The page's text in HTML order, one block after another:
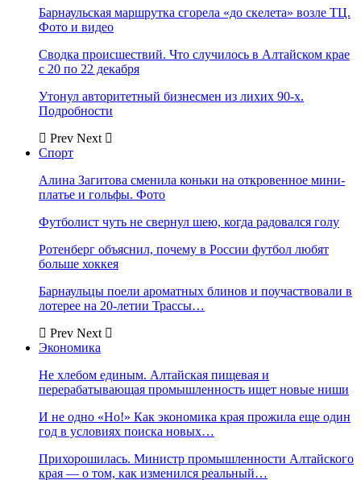
Барнаульская маршрутка сгорела «до скелета» возле ТЦ.
Фото и видео
Сводка происшествий. Что случилось в Алтайском крае
с 20 по 22 декабря
Утонул авторитетный бизнесмен из лихих 90-х.
Подробности
Prev Next
Спорт
Алина Загитова сменила коньки на откровенное мини-
платье и гольфы. Фото
Футболист чуть не свернул шею, когда радовался голу
Ротенберг объяснил, почему в России футбол любят
больше хоккея
Барнаульцы поели ароматных блинов и поучаствовали в
лотерее на 20-летии Трассы…
Prev Next
Экономика
Не хлебом единым. Алтайская пищевая и
перерабатывающая промышленность ищет новые ниши
И не одно «Но!» Как экономика края прожила еще один
год в условиях поиска новых…
Прихорошилась. Министр промышленности Алтайского
края — о том, как изменился реальный…